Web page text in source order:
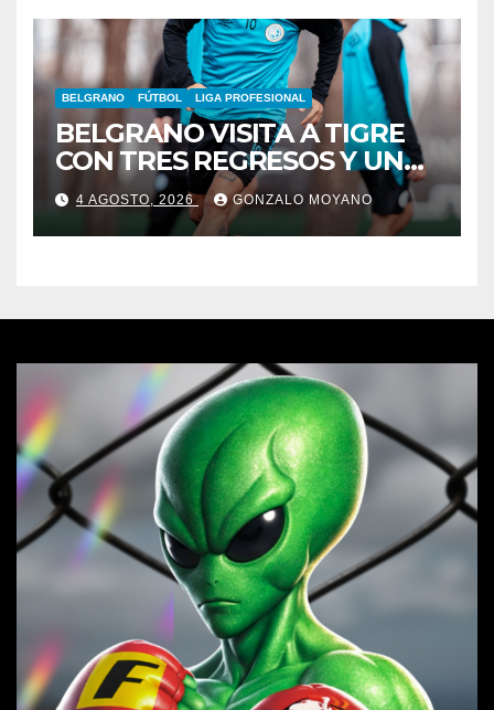
BELGRANO FÚTBOL LIGA PROFESIONAL
BELGRANO VISITA A TIGRE
CON TRES REGRESOS Y UNA
BAJA OBLIGADA
4 AGOSTO, 2026 GONZALO MOYANO